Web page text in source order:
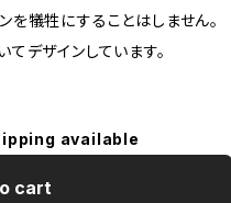
を犠牲にすることはしません。
デザインしています。
available
cart